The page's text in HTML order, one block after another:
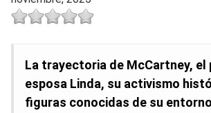
La trayectoria de McCartney, el
esposa Linda, su activismo
figuras conocidas de su entorno